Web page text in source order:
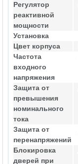
Регулятор
реактивной
мощности
Установка
Цвет корпуса
Частота
входного
напряжения
Защита от
превышения
номинального
тока
Защита от
перенапряжений
Блокировка
дверей при